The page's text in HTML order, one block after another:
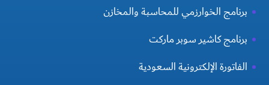
برنامج الخوارزمي للمحاسبة والمخازن
برنامج كاشير سوبر ماركت
الفاتورة الإلكترونية السعودية